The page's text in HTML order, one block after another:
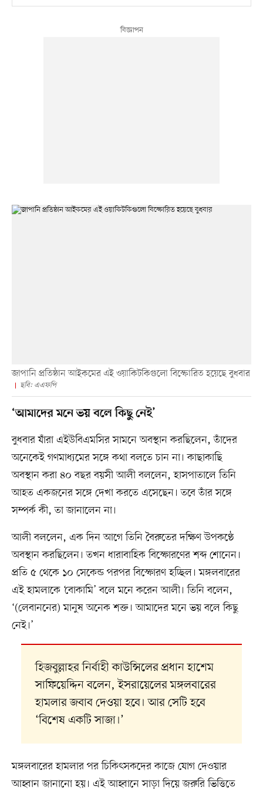
জাপানি প্রতিষ্ঠান আইকমের এই ওয়াকিটকিগুলো বিস্ফোরিত হয়েছে বুধবার
ছবি: এএফপি
‘আমাদের মনে ভয় বলে কিছু নেই’
বুধবার যাঁরা এইউবিএমসির সামনে অবস্থান করছিলেন, তাঁদের
অনেকেই গণমাধ্যমের সঙ্গে কথা বলতে চান না। কাছাকাছি
অবস্থান করা ৪০ বছর বয়সী আলী বললেন, হাসপাতালে তিনি
আহত একজনের সঙ্গে দেখা করতে এসেছেন। তবে তাঁর সঙ্গে
সম্পর্ক কী, তা জানালেন না।
আলী বললেন, এক দিন আগে তিনি বৈরুতের দক্ষিণ উপকণ্ঠে
অবস্থান করছিলেন। তখন ধারাবাহিক বিস্ফোরণের শব্দ শোনেন।
প্রতি ৫ থেকে ১০ সেকেন্ড পরপর বিস্ফোরণ হচ্ছিল। মঙ্গলবারের
এই হামলাকে ‘বোকামি’ বলে মনে করেন আলী। তিনি বলেন,
‘(লেবাননের) মানুষ অনেক শক্ত। আমাদের মনে ভয় বলে কিছু
নেই।’
হিজবুল্লাহর নির্বাহী কাউন্সিলের প্রধান হাশেম
সাফিয়েদ্দিন বলেন, ইসরায়েলের মঙ্গলবারের
হামলার জবাব দেওয়া হবে। আর সেটি হবে
‘বিশেষ একটি সাজা।’
মঙ্গলবারের হামলার পর চিকিৎসকদের কাজে যোগ দেওয়ার
আহ্বান জানানো হয়। এই আহ্বানে সাড়া দিয়ে জরুরি ভিত্তিতে